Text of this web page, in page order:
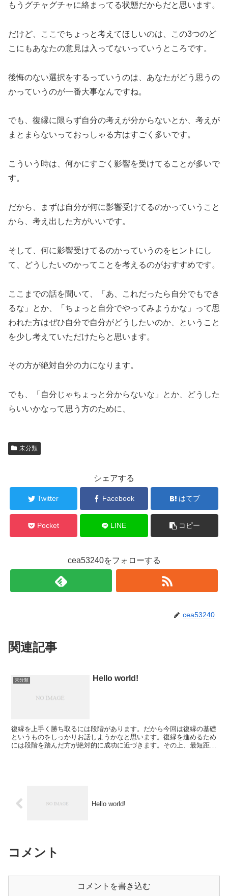
もうグチャグチャに絡まってる状態だからだと思います。
だけど、ここでちょっと考えてほしいのは、この3つのど
こにもあなたの意見は入ってないっていうところです。
後悔のない選択をするっていうのは、あなたがどう思うの
かっていうのが一番大事なんですね。
でも、復縁に限らず自分の考えが分からないとか、考えが
まとまらないっておっしゃる方はすごく多いです。
こういう時は、何かにすごく影響を受けてることが多いで
す。
だから、まずは自分が何に影響受けてるのかっていうこと
から、考え出した方がいいです。
そして、何に影響受けてるのかっていうのをヒントにし
て、どうしたいのかってことを考えるのがおすすめです。
ここまでの話を聞いて、「あ、これだったら自分でもでき
るな」とか、「ちょっと自分でやってみようかな」って思
われた方はぜひ自分で自分がどうしたいのか、ということ
を少し考えていただけたらと思います。
その方が絶対自分の力になります。
でも、「自分じゃちょっと分からないな」とか、どうした
らいいかなって思う方のために、
未分類
シェアする
Twitter Facebook はてブ
Pocket LINE コピー
cea53240をフォローする
cea53240
関連記事
未分類 Hello world!
復縁を上手く勝ち取るには段階があります。だから今回は復縁の基礎
というものをしっかりお話しようかなと思います。復縁を進めるため
には段階を踏んだ方が絶対的に成功に近づきます。その上、最短距離
Hello world!
コメント
コメントを書き込む